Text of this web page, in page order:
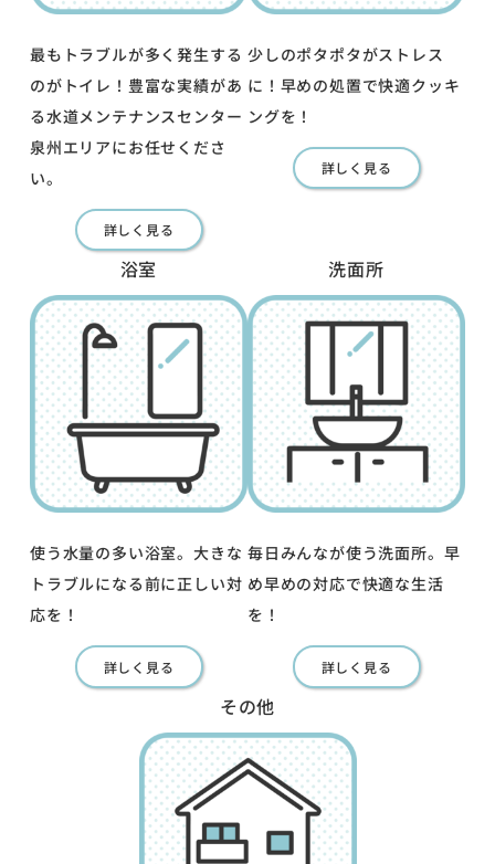
最もトラブルが多く発生する
のがトイレ！豊富な実績があ
る水道メンテナンスセンター
泉州エリアにお任せくださ
い。
詳しく見る
少しのポタポタがストレス
に！早めの処置で快適クッキ
ングを！
詳しく見る
浴室
使う水量の多い浴室。大きな
トラブルになる前に正しい対
応を！
詳しく見る
洗面所
毎日みんなが使う洗面所。早
め早めの対応で快適な生活
を！
詳しく見る
その他